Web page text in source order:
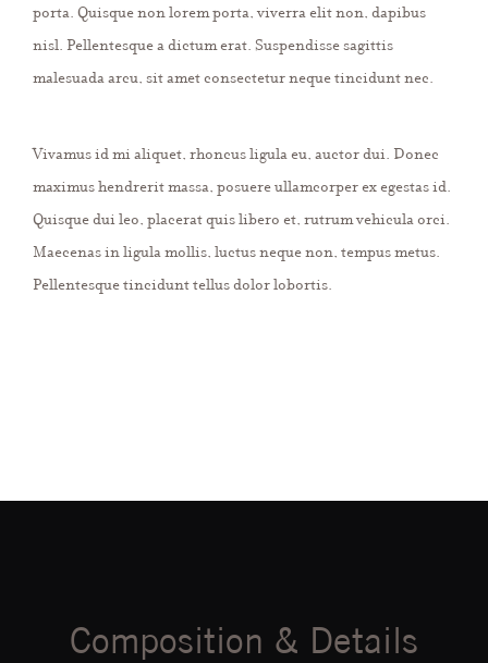
porta. Quisque non lorem porta, viverra elit non, dapibus
nisl. Pellentesque a dictum erat. Suspendisse sagittis
malesuada arcu, sit amet consectetur neque tincidunt nec.
Vivamus id mi aliquet, rhoncus ligula eu, auctor dui. Donec
maximus hendrerit massa, posuere ullamcorper ex egestas id.
Quisque dui leo, placerat quis libero et, rutrum vehicula orci.
Maecenas in ligula mollis, luctus neque non, tempus metus.
Pellentesque tincidunt tellus dolor lobortis.
Composition & Details